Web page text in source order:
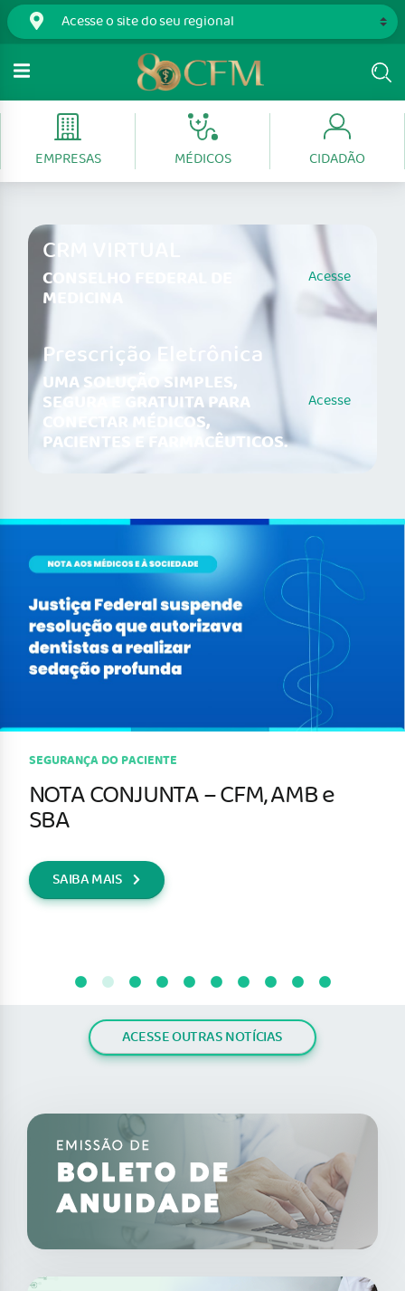
EMPRESAS MÉDICOS CIDADÃO
CRM VIRTUAL
CONSELHO FEDERAL DE
MEDICINA
Acesse
Prescrição Eletrônica
UMA SOLUÇÃO SIMPLES,
SEGURA E GRATUITA PARA
CONECTAR MÉDICOS,
PACIENTES E FARMACÊUTICOS.
Acesse
SEGURANÇA DO PACIENTE
NOTA CONJUNTA – CFM, AMB e
SBA
SAIBA MAIS
ACESSE OUTRAS NOTÍCIAS